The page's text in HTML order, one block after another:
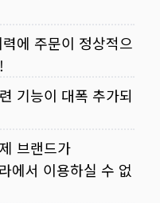
에 주문이 정상적으
기능이 대폭 추가되
브랜드가
에서 이용하실 수 없